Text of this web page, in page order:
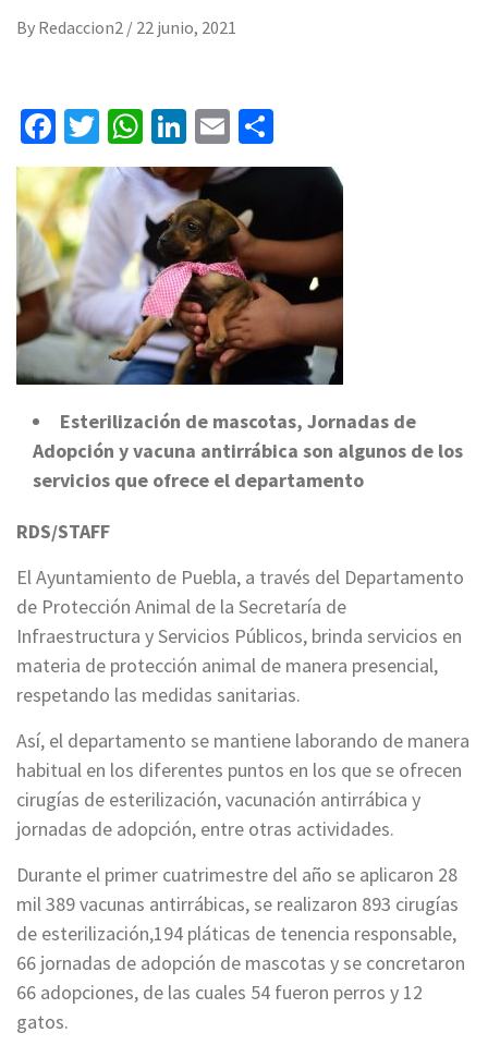
By Redaccion2 / 22 junio, 2021
Facebook
Twitter
WhatsApp
LinkedIn
Email
Esterilización de mascotas, Jornadas de
Adopción y vacuna antirrábica son algunos de los
servicios que ofrece el departamento
RDS/STAFF
El Ayuntamiento de Puebla, a través del Departamento
de Protección Animal de la Secretaría de
Infraestructura y Servicios Públicos, brinda servicios en
materia de protección animal de manera presencial,
respetando las medidas sanitarias.
Así, el departamento se mantiene laborando de manera
habitual en los diferentes puntos en los que se ofrecen
cirugías de esterilización, vacunación antirrábica y
jornadas de adopción, entre otras actividades.
Durante el primer cuatrimestre del año se aplicaron 28
mil 389 vacunas antirrábicas, se realizaron 893 cirugías
de esterilización,194 pláticas de tenencia responsable,
66 jornadas de adopción de mascotas y se concretaron
66 adopciones, de las cuales 54 fueron perros y 12
gatos.